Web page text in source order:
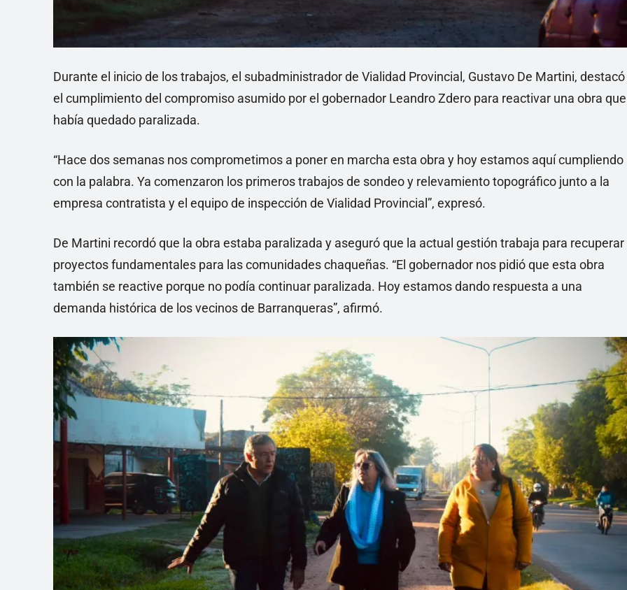
Durante el inicio de los trabajos, el subadministrador de Vialidad Provincial, Gustavo De Martini, destacó
el cumplimiento del compromiso asumido por el gobernador Leandro Zdero para reactivar una obra que
había quedado paralizada.
“Hace dos semanas nos comprometimos a poner en marcha esta obra y hoy estamos aquí cumpliendo
con la palabra. Ya comenzaron los primeros trabajos de sondeo y relevamiento topográfico junto a la
empresa contratista y el equipo de inspección de Vialidad Provincial”, expresó.
De Martini recordó que la obra estaba paralizada y aseguró que la actual gestión trabaja para recuperar
proyectos fundamentales para las comunidades chaqueñas. “El gobernador nos pidió que esta obra
también se reactive porque no podía continuar paralizada. Hoy estamos dando respuesta a una
demanda histórica de los vecinos de Barranqueras”, afirmó.